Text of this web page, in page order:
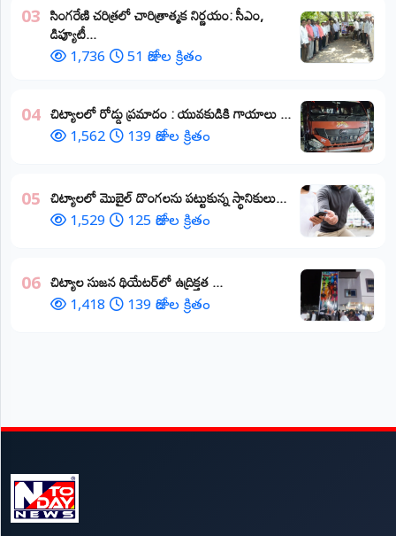
03 ​సింగరేణి చరిత్రలో చారిత్రాత్మక నిర్ణయం: సీఎం,
డిప్యూటీ...
1,736 51 రోజుల క్రితం
04 చిట్యాలలో రోడ్డు ప్రమాదం : యువకుడికి గాయాలు ​...
1,562 139 రోజుల క్రితం
05 చిట్యాలలో మొబైల్ దొంగలను పట్టుకున్న స్థానికులు...
1,529 125 రోజుల క్రితం
06 చిట్యాల సుజన థియేటర్‌లో ఉద్రిక్తత ...
1,418 139 రోజుల క్రితం